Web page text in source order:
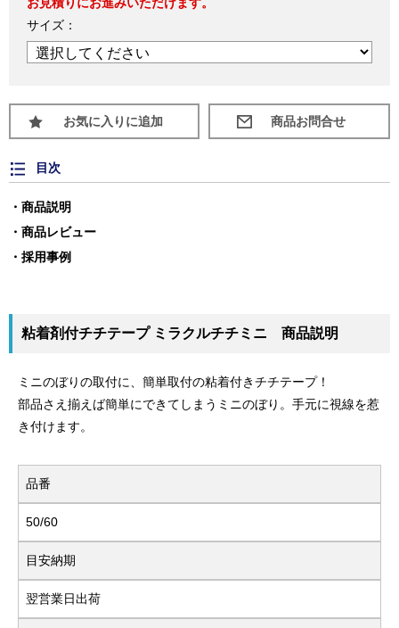
サイズ：
お気に入りに追加
目次
商品説明
商品レビュー
採用事例
粘着剤付チチテープ ミラクルチチミニ 商品説明
ミニのぼりの取付に、簡単取付の粘着付きチチテープ！
部品さえ揃えば簡単にできてしまうミニのぼり。手元に視線を惹
き付けます。
品番
50/60
目安納期
翌営業日出荷